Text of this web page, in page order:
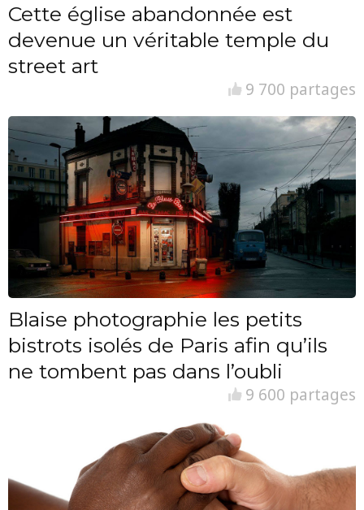
Cette église abandonnée est
devenue un véritable temple du
street art
9 700 partages
Blaise photographie les petits
bistrots isolés de Paris afin qu’ils
ne tombent pas dans l’oubli
9 600 partages